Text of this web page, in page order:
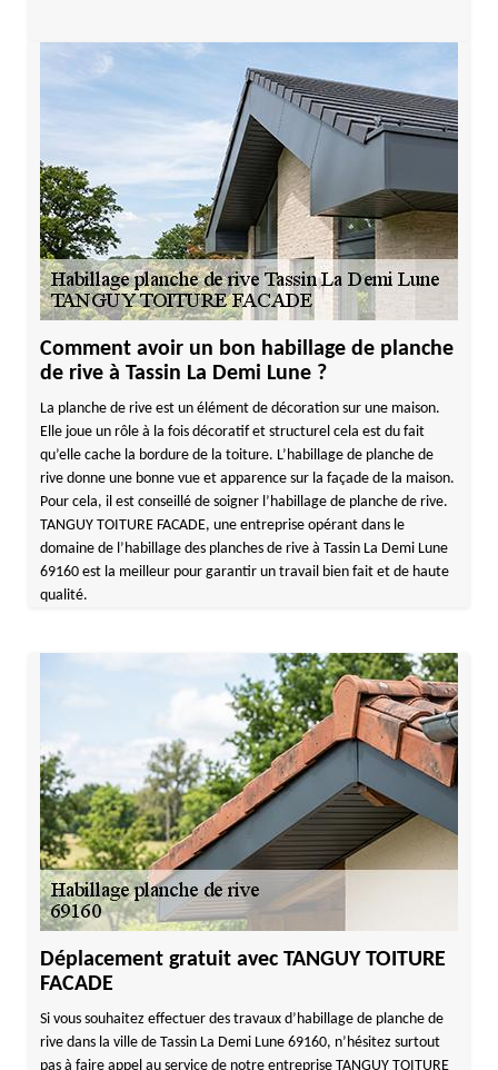
Comment avoir un bon habillage de planche
de rive à Tassin La Demi Lune ?
La planche de rive est un élément de décoration sur une maison.
Elle joue un rôle à la fois décoratif et structurel cela est du fait
qu’elle cache la bordure de la toiture. L’habillage de planche de
rive donne une bonne vue et apparence sur la façade de la maison.
Pour cela, il est conseillé de soigner l’habillage de planche de rive.
TANGUY TOITURE FACADE, une entreprise opérant dans le
domaine de l’habillage des planches de rive à Tassin La Demi Lune
69160 est la meilleur pour garantir un travail bien fait et de haute
qualité.
Déplacement gratuit avec TANGUY TOITURE
FACADE
Si vous souhaitez effectuer des travaux d’habillage de planche de
rive dans la ville de Tassin La Demi Lune 69160, n’hésitez surtout
pas à faire appel au service de notre entreprise TANGUY TOITURE